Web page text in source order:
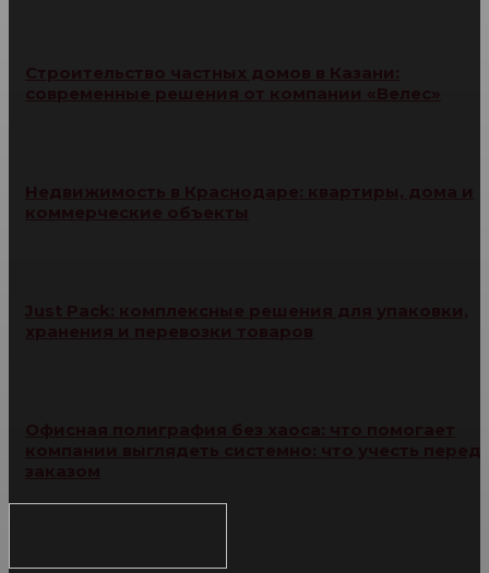
Строительство частных домов в Казани:
современные решения от компании «Велес»